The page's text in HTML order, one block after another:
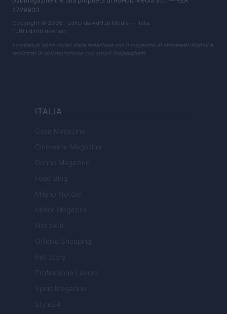
2729933
Copyright © 2026 · Edito da AdHub Media — Italia
Tutti i diritti riservati
I contenuti sono curati dalla redazione con il supporto di strumenti digitali e
realizzati in collaborazione con autori indipendenti.
ITALIA
Casa Magazine
Cineverse Magazine
Donne Magazine
Food Blog
Milano Notizie
Motor Magazine
Notizie.it
Offerte Shopping
Pet Story
Professione Lavoro
Sport Magazine
Style24